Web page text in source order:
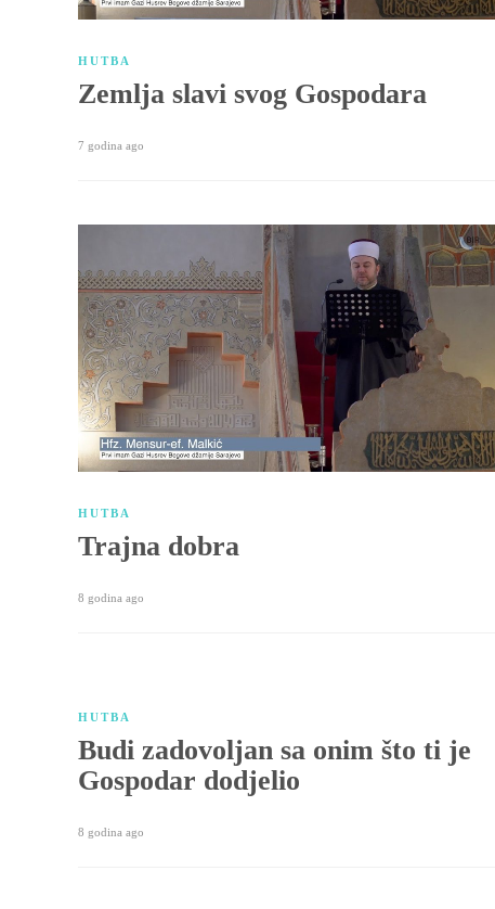
HUTBA
Zemlja slavi svog Gospodara
7 godina ago
HUTBA
Trajna dobra
8 godina ago
HUTBA
Budi zadovoljan sa onim što ti je
Gospodar dodjelio
8 godina ago